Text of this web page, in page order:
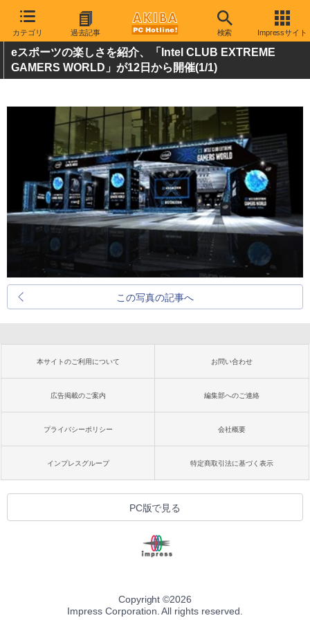
カテゴリ 過去記事 検索 Impressサイト
eスポーツの楽しさを紹介、「Intel CLUB EXTREME
GAMERS WORLD」が12日から開催(1/1)
この写真の記事へ
本サイトのご利用について お問い合わせ
広告掲載のご案内 編集部へのご連絡
プライバシーポリシー 会社概要
インプレスグループ 特定商取引法に基づく表示
PC版で見る
Copyright ©2026
Impress Corporation. All rights reserved.